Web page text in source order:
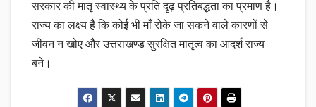
सरकार की मातृ स्वास्थ्य के प्रति दृढ़ प्रतिबद्धता का प्रमाण है।
राज्य का लक्ष्य है कि कोई भी माँ रोके जा सकने वाले कारणों से
जीवन न खोए और उत्तराखण्ड सुरक्षित मातृत्व का आदर्श राज्य
बने।